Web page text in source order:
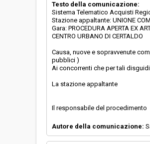
Testo della comunicazione:
Sistema Telematico Acquisti
Stazione appaltante: UNIONE
Gara: PROCEDURA APERTA EX
CENTRO URBANO DI CERTALDO
Causa, nuove e sopravvenute
pubblici )
Ai concorrenti che per tali
La stazione appaltante
Il responsabile del procedimento
Autore della comunicazione: